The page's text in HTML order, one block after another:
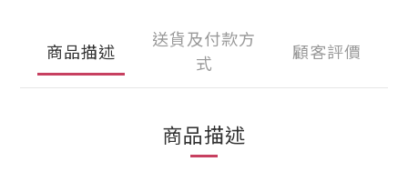
商品描述
送貨及付款方
式
顧客評價
商品描述